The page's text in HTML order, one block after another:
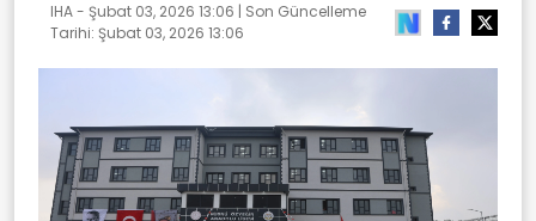
IHA - Şubat 03, 2026 13:06 | Son Güncelleme
Tarihi: Şubat 03, 2026 13:06